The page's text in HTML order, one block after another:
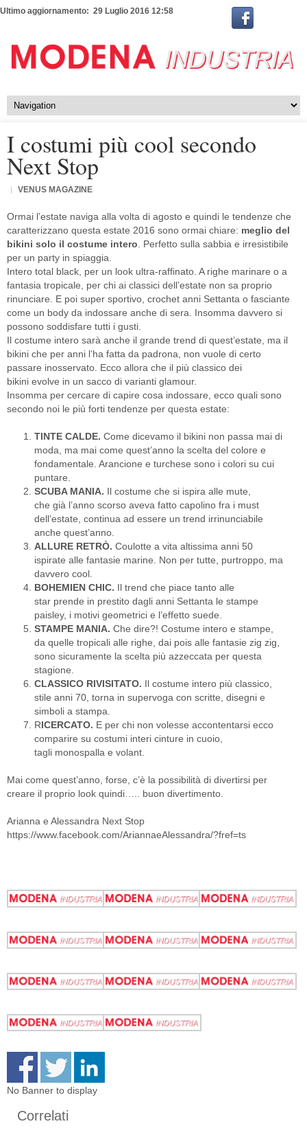
Ultimo aggiornamento: 29 Luglio 2016 12:58
I costumi più cool secondo
Next Stop
VENUS MAGAZINE
Ormai l’estate naviga alla volta di agosto e quindi le tendenze che
caratterizzano questa estate 2016 sono ormai chiare: meglio del
bikini solo il costume intero. Perfetto sulla sabbia e irresistibile
per un party in spiaggia.
Intero total black, per un look ultra-raffinato. A righe marinare o a
fantasia tropicale, per chi ai classici dell’estate non sa proprio
rinunciare. E poi super sportivo, crochet anni Settanta o fasciante
come un body da indossare anche di sera. Insomma davvero si
possono soddisfare tutti i gusti.
Il costume intero sarà anche il grande trend di quest’estate, ma il
bikini che per anni l’ha fatta da padrona, non vuole di certo
passare inosservato. Ecco allora che il più classico dei
bikini evolve in un sacco di varianti glamour.
Insomma per cercare di capire cosa indossare, ecco quali sono
secondo noi le più forti tendenze per questa estate:
TINTE CALDE. Come dicevamo il bikini non passa mai di
moda, ma mai come quest’anno la scelta del colore e
fondamentale. Arancione e turchese sono i colori su cui
puntare.
SCUBA MANIA. Il costume che si ispira alle mute,
che già l’anno scorso aveva fatto capolino fra i must
dell’estate, continua ad essere un trend irrinunciabile
anche quest’anno.
ALLURE RETRÒ. Coulotte a vita altissima anni 50
ispirate alle fantasie marine. Non per tutte, purtroppo, ma
davvero cool.
BOHEMIEN CHIC. Il trend che piace tanto alle
star prende in prestito dagli anni Settanta le stampe
paisley, i motivi geometrici e l’effetto suede.
STAMPE MANIA. Che dire?! Costume intero e stampe,
da quelle tropicali alle righe, dai pois alle fantasie zig zig,
sono sicuramente la scelta più azzeccata per questa
stagione.
CLASSICO RIVISITATO. Il costume intero più classico,
stile anni 70, torna in supervoga con scritte, disegni e
simboli a stampa.
RICERCATO. E per chi non volesse accontentarsi ecco
comparire su costumi interi cinture in cuoio,
tagli monospalla e volant.
Mai come quest’anno, forse, c’è la possibilità di divertirsi per
creare il proprio look quindi….. buon divertimento.
Arianna e Alessandra Next Stop
https://www.facebook.com/AriannaeAlessandra/?fref=ts
No Banner to display
Correlati